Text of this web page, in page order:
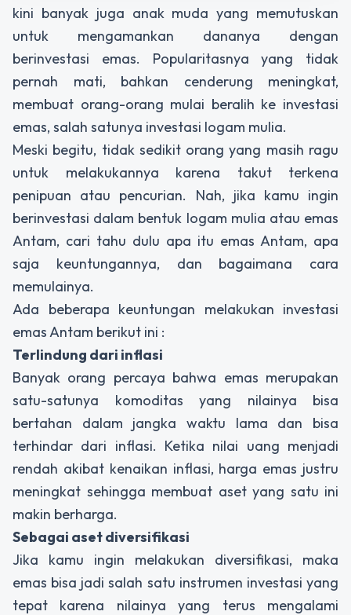
kini banyak juga anak muda yang memutuskan
untuk mengamankan dananya dengan
berinvestasi emas. Popularitasnya yang tidak
pernah mati, bahkan cenderung meningkat,
membuat orang-orang mulai beralih ke investasi
emas, salah satunya investasi logam mulia.
Meski begitu, tidak sedikit orang yang masih ragu
untuk melakukannya karena takut terkena
penipuan atau pencurian. Nah, jika kamu ingin
berinvestasi dalam bentuk logam mulia atau emas
Antam, cari tahu dulu apa itu emas Antam, apa
saja keuntungannya, dan bagaimana cara
memulainya.
Ada beberapa keuntungan melakukan investasi
emas Antam berikut ini :
Terlindung dari inflasi
Banyak orang percaya bahwa emas merupakan
satu-satunya komoditas yang nilainya bisa
bertahan dalam jangka waktu lama dan bisa
terhindar dari inflasi. Ketika nilai uang menjadi
rendah akibat kenaikan inflasi, harga emas justru
meningkat sehingga membuat aset yang satu ini
makin berharga.
Sebagai aset diversifikasi
Jika kamu ingin melakukan diversifikasi, maka
emas bisa jadi salah satu instrumen investasi yang
tepat karena nilainya yang terus mengalami